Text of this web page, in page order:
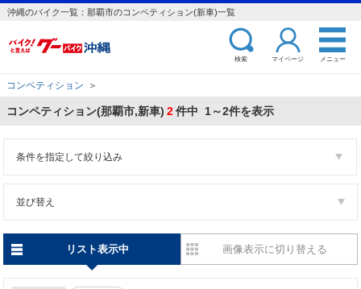
沖縄のバイク一覧：那覇市のコンペティション(新車)一覧
検索 マイページ メニュー
コンペティション ＞
コンペティション(那覇市,新車) 2件中 1～2件を表示
条件を指定して絞り込み
並び替え
リスト表示中 画像表示に切り替える